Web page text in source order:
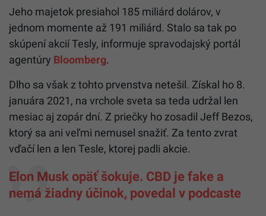
Jeho majetok presiahol 185 miliárd dolárov, v
jednom momente až 191 miliárd. Stalo sa tak po
skúpení akcií Tesly, informuje spravodajský portál
agentúry Bloomberg.
Dlho sa však z tohto prvenstva netešil. Získal ho 8.
januára 2021, na vrchole sveta sa teda udržal len
mesiac aj zopár dní. Z priečky ho zosadil Jeff Bezos,
ktorý sa ani veľmi nemusel snažiť. Za tento zvrat
vďačí len a len Tesle, ktorej padli akcie.
Elon Musk opäť šokuje. CBD je fake a
nemá žiadny účinok, povedal v podcaste